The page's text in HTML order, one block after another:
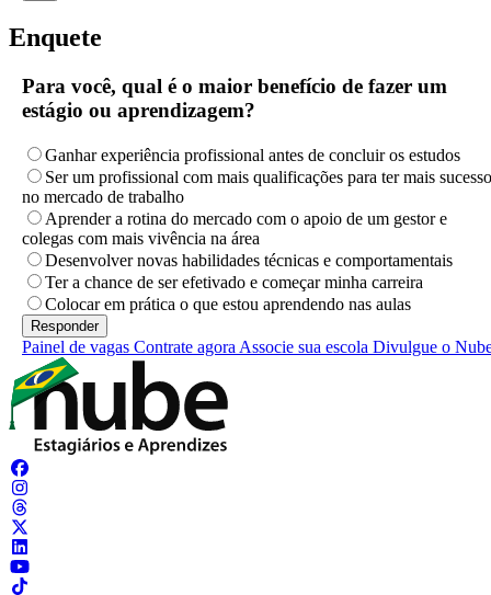
Enquete
Para você, qual é o maior benefício de fazer um
estágio ou aprendizagem?
Ganhar experiência profissional antes de concluir os estudos
Ser um profissional com mais qualificações para ter mais sucesso
no mercado de trabalho
Aprender a rotina do mercado com o apoio de um gestor e
colegas com mais vivência na área
Desenvolver novas habilidades técnicas e comportamentais
Ter a chance de ser efetivado e começar minha carreira
Colocar em prática o que estou aprendendo nas aulas
Painel de vagas Contrate agora Associe sua escola Divulgue o